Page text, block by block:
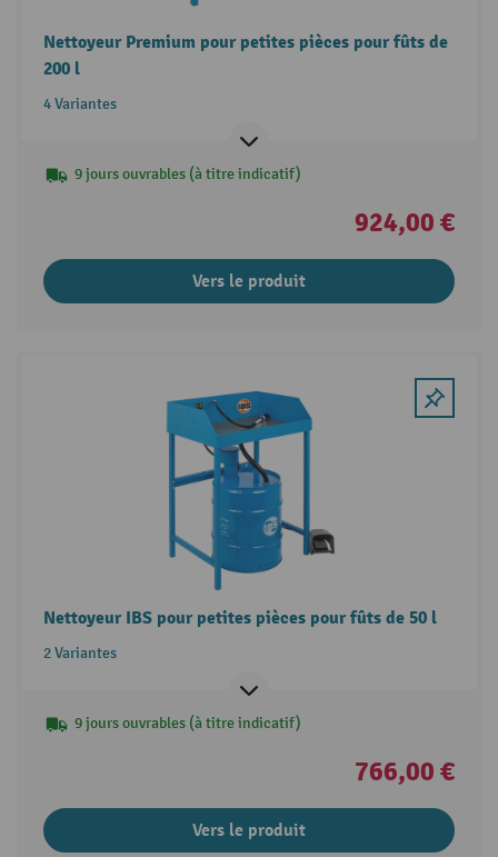
Nettoyeur Premium pour petites pièces pour fûts de
200 l
4 Variantes
9 jours ouvrables (à titre indicatif)
924,00 €
Vers le produit
Nettoyeur IBS pour petites pièces pour fûts de 50 l
2 Variantes
9 jours ouvrables (à titre indicatif)
766,00 €
Vers le produit